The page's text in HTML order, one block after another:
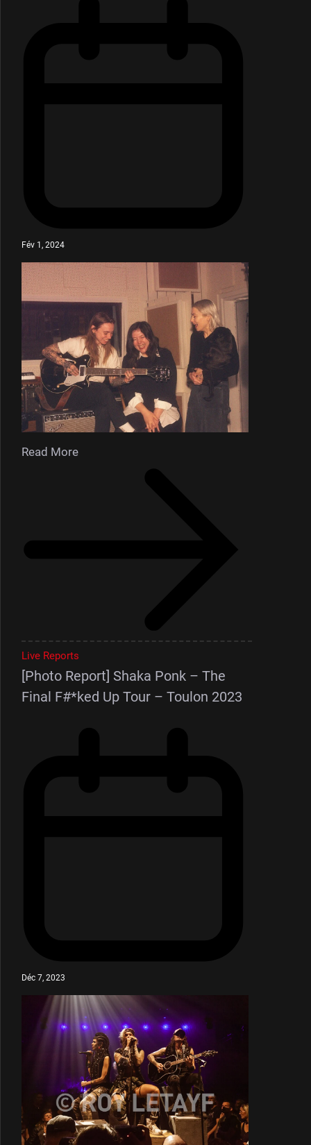
Fév 1, 2024
Read More
Live Reports
[Photo Report] Shaka Ponk – The
Final F#*ked Up Tour – Toulon 2023
Déc 7, 2023